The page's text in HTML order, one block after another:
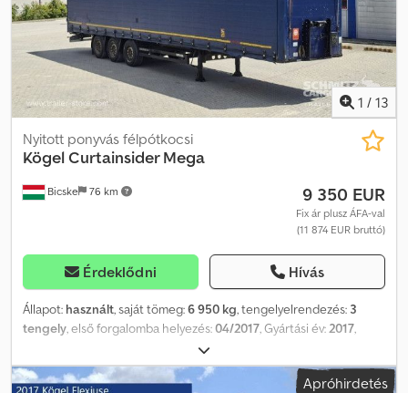
telematikai szolgáltatásokat kínálunk. Személyesen is szívesen
adunk tanácsot. Cjdpfjznpb Rsx Aaherf
1 / 13
Bicske 76 km
Nyitott ponyvás félpótkocsi
KögelCurtainsider Mega
9 350 EUR
Fix ár plusz ÁFA-val
(11 874 EUR bruttó)
Érdeklődni Hívás
Állapot: használt, saját tömeg:6 950 kg, tengelyelrendezés: 3
tengely , első forgalomba helyezés:04/2017 , Gyártási év: 2017
Saját tömeg: 6950 kg. Kérjük, tekintse meg weboldalunkon a
kínálatunkban szereplő összes járművet. Finanszírozásra van
szüksége? Egyedi finanszírozási megoldásokat, teljes körűApróhirdetés